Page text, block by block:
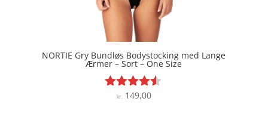
NORTIE Gry Bundløs Bodystocking med Lange
Ærmer – Sort – One Size
Vurderet
kr.149,00